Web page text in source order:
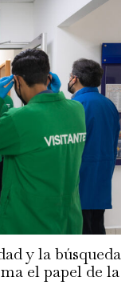
y la búsqueda
el papel de la